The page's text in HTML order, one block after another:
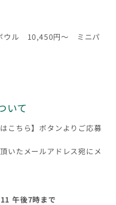
ル 10,450円〜 ミニパ
いて
こちら】ボタンよりご応募
いたメールアドレス宛にメ
午後7時まで